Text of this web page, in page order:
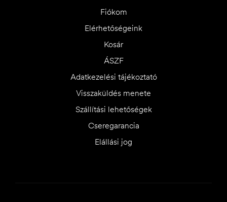
Fiókom
Elérhetőségeink
Kosár
ÁSZF
Adatkezelési tájékoztató
Visszaküldés menete
Szállítási lehetőségek
Cseregarancia
Elállási jog